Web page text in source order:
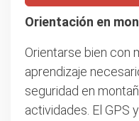
Orientación en
Orientarse bien con
aprendizaje
seguridad en
actividades. El GPS